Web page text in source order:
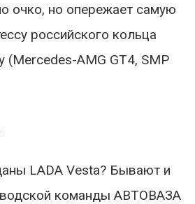
очко, но опережает самую
российского кольца
(Mercedes-AMG GT4, SMP
LADA Vesta? Бывают и
команды АВТОВАЗА